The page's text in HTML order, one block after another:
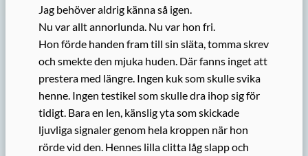
Jag behöver aldrig känna så igen.
Nu var allt annorlunda. Nu var hon fri.
Hon förde handen fram till sin släta, tomma skrev
och smekte den mjuka huden. Där fanns inget att
prestera med längre. Ingen kuk som skulle svika
henne. Ingen testikel som skulle dra ihop sig för
tidigt. Bara en len, känslig yta som skickade
ljuvliga signaler genom hela kroppen när hon
rörde vid den. Hennes lilla clitta låg slapp och